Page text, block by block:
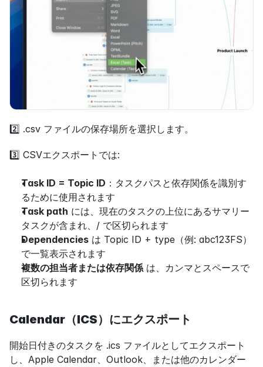
2️⃣ .csv ファイルの保存場所を選択します。
3️⃣ CSVエクスポートでは:
Task ID = Topic ID ：タスクパスと依存関係を識別す
るために使用されます
Task path には、現在のタスクの上位にあるサマリー
タスクが含まれ、/ で区切られます
Dependencies は Topic ID + type（例: abc123FS）
で一覧表示されます
複数の担当者または依存関係 は、カンマとスペースで
区切られます
Calendar（ICS）にエクスポート
開始日付きのタスクを .ics ファイルとしてエクスポート
し、Apple Calendar、Outlook、または他のカレンダー